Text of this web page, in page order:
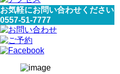
お気軽にお問い合わせください
0557-51-7777